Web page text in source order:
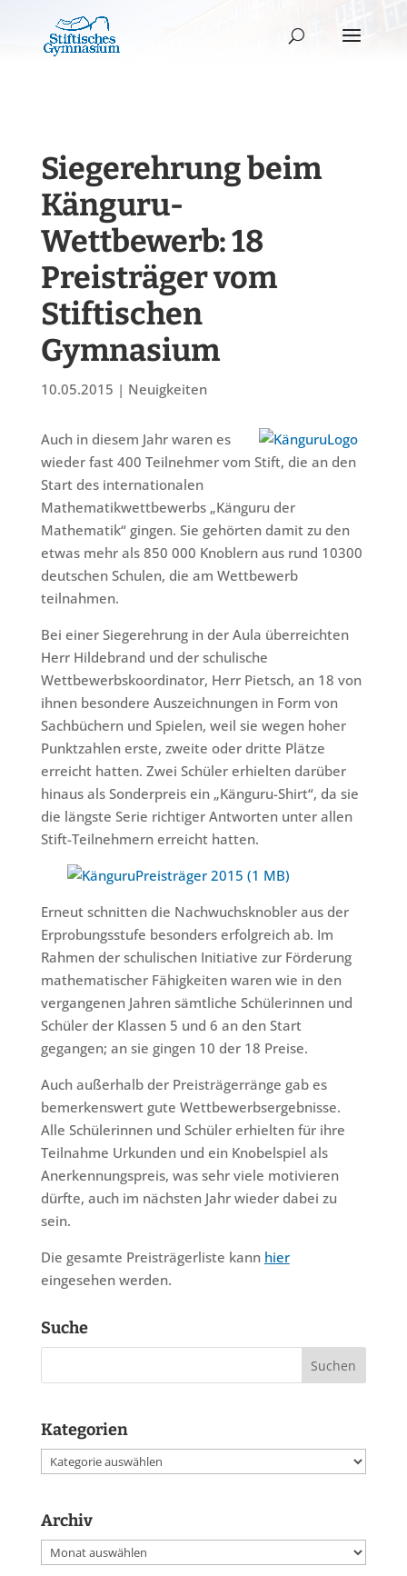
Siegerehrung beim
Känguru-
Wettbewerb: 18
Preisträger vom
Stiftischen
Gymnasium
10.05.2015 | Neuigkeiten
Auch in diesem Jahr waren es
wieder fast 400 Teilnehmer vom Stift, die an den
Start des internationalen
Mathematikwettbewerbs „Känguru der
Mathematik“ gingen. Sie gehörten damit zu den
etwas mehr als 850 000 Knoblern aus rund 10300
deutschen Schulen, die am Wettbewerb
teilnahmen.
Bei einer Siegerehrung in der Aula überreichten
Herr Hildebrand und der schulische
Wettbewerbskoordinator, Herr Pietsch, an 18 von
ihnen besondere Auszeichnungen in Form von
Sachbüchern und Spielen, weil sie wegen hoher
Punktzahlen erste, zweite oder dritte Plätze
erreicht hatten. Zwei Schüler erhielten darüber
hinaus als Sonderpreis ein „Känguru-Shirt“, da sie
die längste Serie richtiger Antworten unter allen
Stift-Teilnehmern erreicht hatten.
Erneut schnitten die Nachwuchsknobler aus der
Erprobungsstufe besonders erfolgreich ab. Im
Rahmen der schulischen Initiative zur Förderung
mathematischer Fähigkeiten waren wie in den
vergangenen Jahren sämtliche Schülerinnen und
Schüler der Klassen 5 und 6 an den Start
gegangen; an sie gingen 10 der 18 Preise.
Auch außerhalb der Preisträgerränge gab es
bemerkenswert gute Wettbewerbsergebnisse.
Alle Schülerinnen und Schüler erhielten für ihre
Teilnahme Urkunden und ein Knobelspiel als
Anerkennungspreis, was sehr viele motivieren
dürfte, auch im nächsten Jahr wieder dabei zu
sein.
Die gesamte Preisträgerliste kann hier
eingesehen werden.
Suche
Kategorien
Kategorien
Archiv
Archiv